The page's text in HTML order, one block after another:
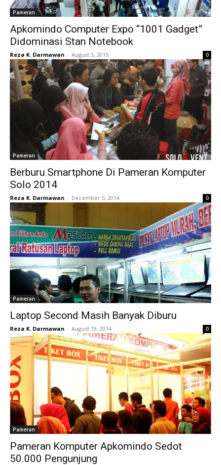
Pameran
Apkomindo Computer Expo “1001 Gadget”
Didominasi Stan Notebook
Reza K. Darmawan - August 3, 2015 0
Pameran
Berburu Smartphone Di Pameran Komputer
Solo 2014
Reza K. Darmawan - December 5, 2014 0
Pameran
Laptop Second Masih Banyak Diburu
Reza K. Darmawan - August 19, 2014 0
Pameran
Pameran Komputer Apkomindo Sedot
50.000 Pengunjung